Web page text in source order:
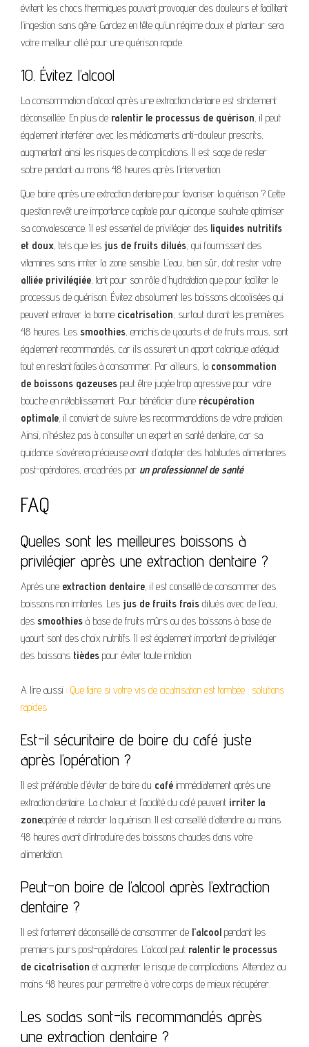
évitent les chocs thermiques pouvant provoquer des douleurs et facilitent
l’ingestion sans gêne. Gardez en tête qu’un régime doux et planteur sera
votre meilleur allié pour une guérison rapide.
10. Évitez l’alcool
La consommation d’alcool après une extraction dentaire est strictement
déconseillée. En plus de ralentir le processus de guérison, il peut
également interférer avec les médicaments anti-douleur prescrits,
augmentant ainsi les risques de complications. Il est sage de rester
sobre pendant au moins 48 heures après l’intervention.
Que boire après une extraction dentaire pour favoriser la guérison ? Cette
question revêt une importance capitale pour quiconque souhaite optimiser
sa convalescence. Il est essentiel de privilégier des liquides nutritifs
et doux, tels que les jus de fruits dilués, qui fournissent des
vitamines sans irriter la zone sensible. L’eau, bien sûr, doit rester votre
alliée privilégiée, tant pour son rôle d’hydratation que pour faciliter le
processus de guérison. Évitez absolument les boissons alcoolisées qui
peuvent entraver la bonne cicatrisation, surtout durant les premières
48 heures. Les smoothies, enrichis de yaourts et de fruits mous, sont
également recommandés, car ils assurent un apport calorique adéquat
tout en restant faciles à consommer. Par ailleurs, la consommation
de boissons gazeuses peut être jugée trop agressive pour votre
bouche en rétablissement. Pour bénéficier d’une récupération
optimale, il convient de suivre les recommandations de votre praticien.
Ainsi, n’hésitez pas à consulter un expert en santé dentaire, car sa
guidance s’avérera précieuse avant d’adopter des habitudes alimentaires
post-opératoires, encadrées par un professionnel de santé.
FAQ
Quelles sont les meilleures boissons à
privilégier après une extraction dentaire ?
Après une extraction dentaire, il est conseillé de consommer des
boissons non irritantes. Les jus de fruits frais dilués avec de l’eau,
des smoothies à base de fruits mûrs ou des boissons à base de
yaourt sont des choix nutritifs. Il est également important de privilégier
des boissons tièdes pour éviter toute irritation.
A lire aussi : Que faire si votre vis de cicatrisation est tombée : solutions
rapides
Est-il sécuritaire de boire du café juste
après l’opération ?
Il est préférable d’éviter de boire du café immédiatement après une
extraction dentaire. La chaleur et l’acidité du café peuvent irriter la
zoneopérée et retarder la guérison. Il est conseillé d’attendre au moins
48 heures avant d’introduire des boissons chaudes dans votre
alimentation.
Peut-on boire de l’alcool après l’extraction
dentaire ?
Il est fortement déconseillé de consommer de l’alcool pendant les
premiers jours post-opératoires. L’alcool peut ralentir le processus
de cicatrisation et augmenter le risque de complications. Attendez au
moins 48 heures pour permettre à votre corps de mieux récupérer.
Les sodas sont-ils recommandés après
une extraction dentaire ?